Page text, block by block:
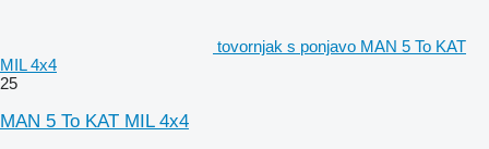
tovornjak s ponjavo MAN 5 To KAT
MIL 4x4
25
MAN 5 To KAT MIL 4x4